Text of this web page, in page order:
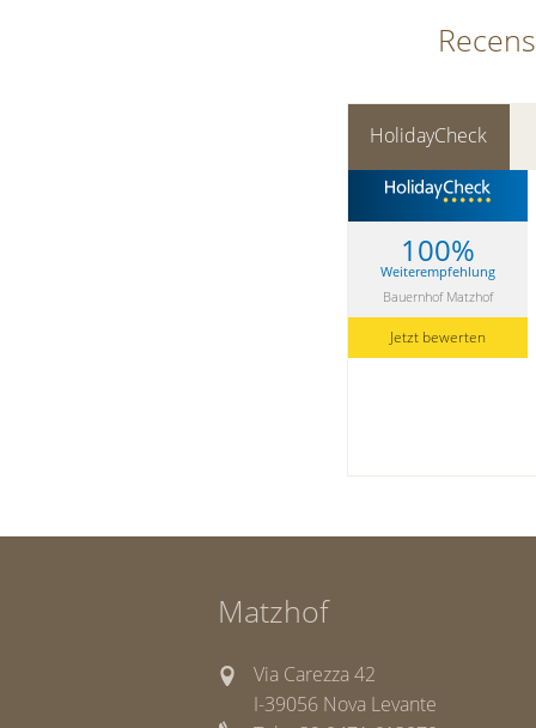
HolidayCheck
100%
Weiterempfehlung
Bauernhof Matzhof
Jetzt bewerten
Matzhof
Via Carezza 42
I-39056 Nova Levante